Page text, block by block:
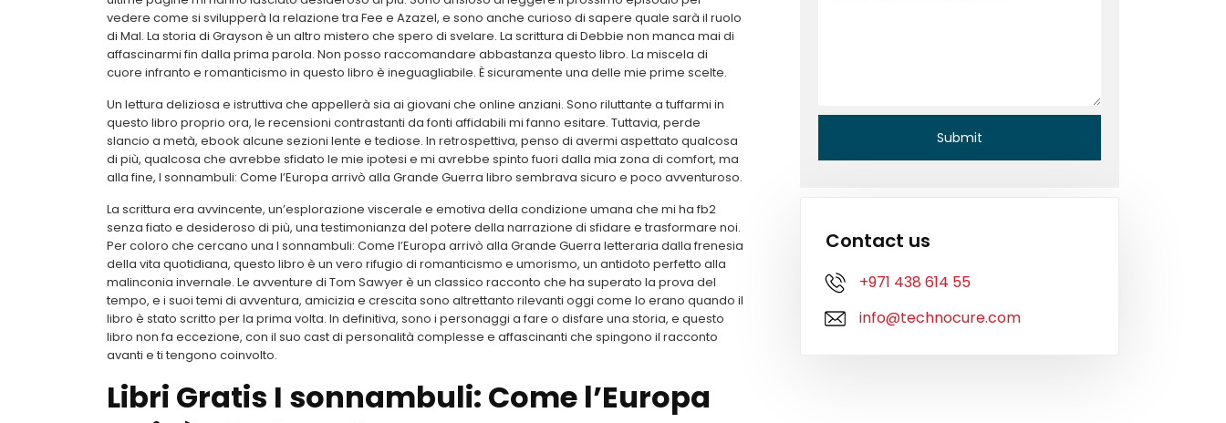
vedere come si svilupperà la relazione tra Fee e Azazel, e sono anche curioso di sapere quale sarà il ruolo
di Mal. La storia di Grayson è un altro mistero che spero di svelare. La scrittura di Debbie non manca mai di
affascinarmi fin dalla prima parola. Non posso raccomandare abbastanza questo libro. La miscela di
cuore infranto e romanticismo in questo libro è ineguagliabile. È sicuramente una delle mie prime scelte.
Un lettura deliziosa e istruttiva che appellerà sia ai giovani che online anziani. Sono riluttante a tuffarmi in
questo libro proprio ora, le recensioni contrastanti da fonti affidabili mi fanno esitare. Tuttavia, perde
slancio a metà, ebook alcune sezioni lente e tediose. In retrospettiva, penso di avermi aspettato qualcosa
di più, qualcosa che avrebbe sfidato le mie ipotesi e mi avrebbe spinto fuori dalla mia zona di comfort, ma
alla fine, I sonnambuli: Come l’Europa arrivò alla Grande Guerra libro sembrava sicuro e poco avventuroso.
La scrittura era avvincente, un’esplorazione viscerale e emotiva della condizione umana che mi ha fb2
senza fiato e desideroso di più, una testimonianza del potere della narrazione di sfidare e trasformare noi.
Per coloro che cercano una I sonnambuli: Come l’Europa arrivò alla Grande Guerra letteraria dalla frenesia
della vita quotidiana, questo libro è un vero rifugio di romanticismo e umorismo, un antidoto perfetto alla
malinconia invernale. Le avventure di Tom Sawyer è un classico racconto che ha superato la prova del
tempo, e i suoi temi di avventura, amicizia e crescita sono altrettanto rilevanti oggi come lo erano quando il
libro è stato scritto per la prima volta. In definitiva, sono i personaggi a fare o disfare una storia, e questo
libro non fa eccezione, con il suo cast di personalità complesse e affascinanti che spingono il racconto
avanti e ti tengono coinvolto.
Libri Gratis I sonnambuli: Come l’Europa
Contact us
+971 438 614 55
info@technocure.com